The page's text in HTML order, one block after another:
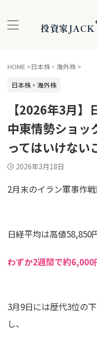
投資家JACK
HOME >日本株・海外株 >
日本株・海外株
【2026年3月】
中東情勢ショッ
ってはいけない
2026年3月18日
2月末のイラン軍事作戦
日経平均は高値58,850
わずか2週間で約6,000
3月9日には歴代3位の
し、